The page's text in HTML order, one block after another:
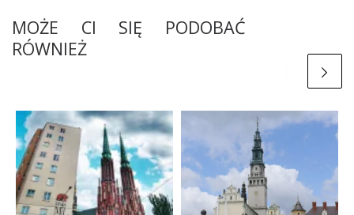
MOŻE CI SIĘ PODOBAĆ
RÓWNIEŻ